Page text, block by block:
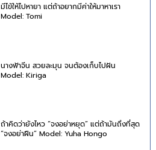
มีไข้ให้ไปหายา แต่ถ้าอยากมีค่าให้มาหาเรา
Model: Tomi
นางฟ้าจีน สวยละมุน จนต้องเก็บไปฝัน
Model: Kiriga
ถ้าคิดว่ายังไหว “จงอย่าหยุด” แต่ถ้ามันถึงที่สุด
“จงอย่าฝืน” Model: Yuha Hongo